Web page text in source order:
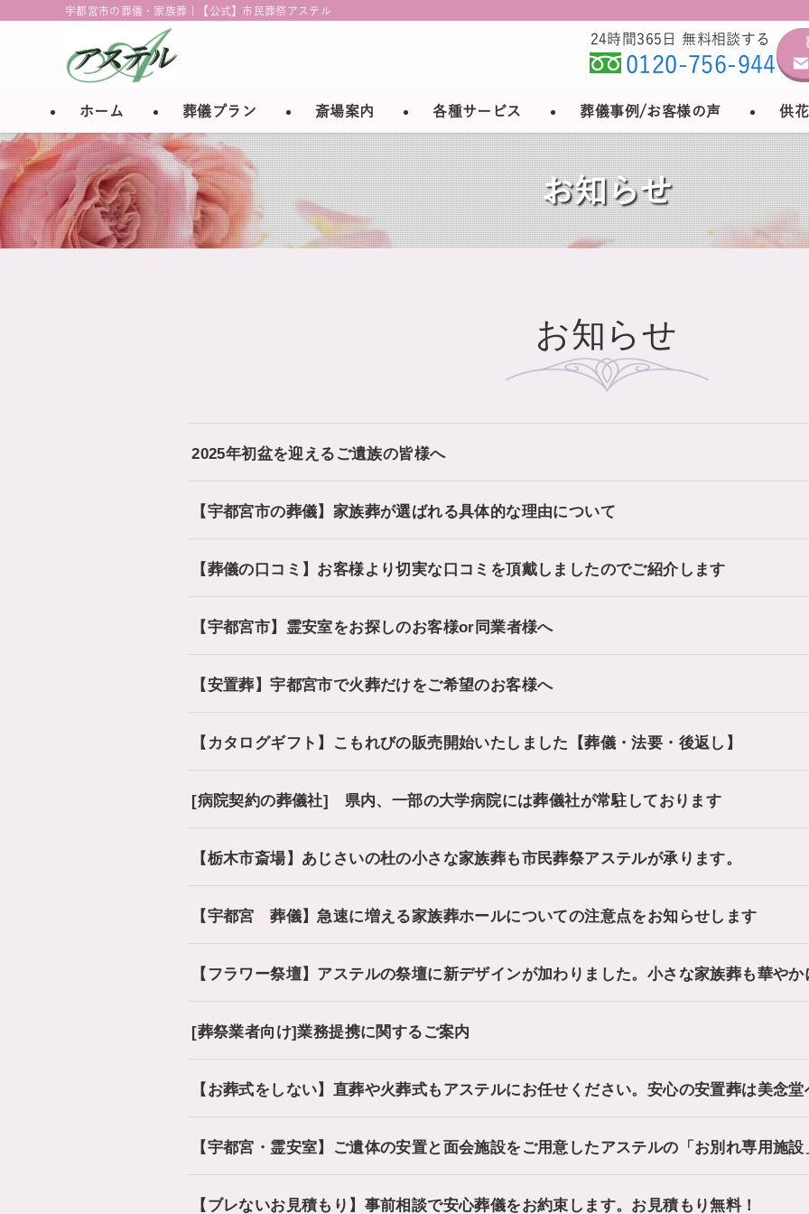
宇都宮市の葬儀・家族葬 | 【公式】市民葬祭アステル
ホーム 葬儀プラン 斎場案内 各種サービス 葬儀事例/お客様の声 供
24時間365日 無料相談する
0120-756-944
お知らせ
お知らせ
2025年初盆を迎えるご遺族の皆様へ
【宇都宮市の葬儀】家族葬が選ばれる具体的な理由について
【葬儀の口コミ】お客様より切実な口コミを頂戴しましたのでご紹介します
【宇都宮市】霊安室をお探しのお客様or同業者様へ
【安置葬】宇都宮市で火葬だけをご希望のお客様へ
【カタログギフト】こもれびの販売開始いたしました【葬儀・法要・後返し】
[病院契約の葬儀社] 県内、一部の大学病院には葬儀社が常駐しております
【栃木市斎場】あじさいの杜の小さな家族葬も市民葬祭アステルが承ります。
【宇都宮 葬儀】急速に増える家族葬ホールについての注意点をお知らせします
【フラワー祭壇】アステルの祭壇に新デザインが加わりました。小さな家族葬も華やか
[葬祭業者向け]業務提携に関するご案内
【お葬式をしない】直葬や火葬式もアステルにお任せください。安心の安置葬は美念堂
【宇都宮・霊安室】ご遺体の安置と面会施設をご用意したアステルの「お別れ専用施設
【ブレないお見積もり】事前相談で安心葬儀をお約束します。お見積もり無料！